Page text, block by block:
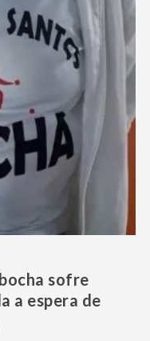
sofre
a espera de